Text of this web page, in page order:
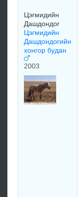
Цэгмидийн
Дашдондог
Цэгмидийн
Дашдондогийн
хонгор будан
2003